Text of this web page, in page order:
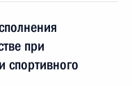
при
спортивного